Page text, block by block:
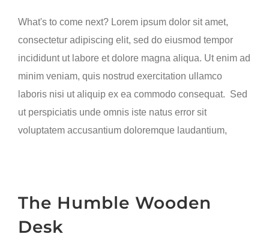
What's to come next? Lorem ipsum dolor sit amet,
consectetur adipiscing elit, sed do eiusmod tempor
incididunt ut labore et dolore magna aliqua. Ut enim ad
minim veniam, quis nostrud exercitation ullamco
laboris nisi ut aliquip ex ea commodo consequat. Sed
ut perspiciatis unde omnis iste natus error sit
voluptatem accusantium doloremque laudantium,
The Humble Wooden
Desk